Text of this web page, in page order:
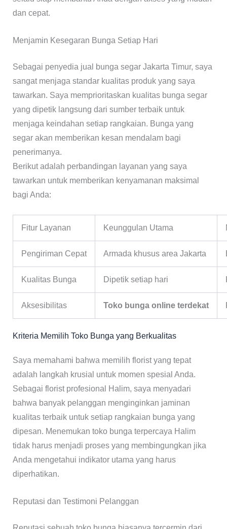
dan cepat.
Menjamin Kesegaran Bunga Setiap Hari
Sebagai penyedia jual bunga segar Jakarta Timur, saya
sangat menjaga standar kualitas produk yang saya
tawarkan. Saya memprioritaskan kualitas bunga segar
yang dipetik langsung dari sumber terbaik untuk
menjaga keindahan setiap rangkaian. Bunga yang
segar akan memberikan kesan mendalam bagi
penerimanya.
Berikut adalah perbandingan layanan yang saya
tawarkan untuk memberikan kenyamanan maksimal
bagi Anda:
Fitur Layanan Keunggulan Utama
Pengiriman Cepat Armada khusus area Jakarta
Kualitas Bunga Dipetik setiap hari
Aksesibilitas Toko bunga online terdekat
Kriteria Memilih Toko Bunga yang Berkualitas
Saya memahami bahwa memilih florist yang tepat
adalah langkah krusial untuk momen spesial Anda.
Sebagai florist profesional Halim, saya menyadari
bahwa banyak pelanggan menginginkan jaminan
kualitas terbaik untuk setiap rangkaian bunga yang
dipesan. Menemukan toko bunga terpercaya Halim
tidak harus menjadi proses yang membingungkan jika
Anda mengetahui indikator utama yang harus
diperhatikan.
Reputasi dan Testimoni Pelanggan